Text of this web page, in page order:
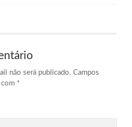
não será publicado. Campos
*